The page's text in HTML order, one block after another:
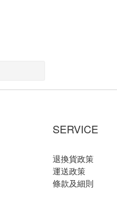
SERVICE
退換貨政策
運送政策
條款及細則